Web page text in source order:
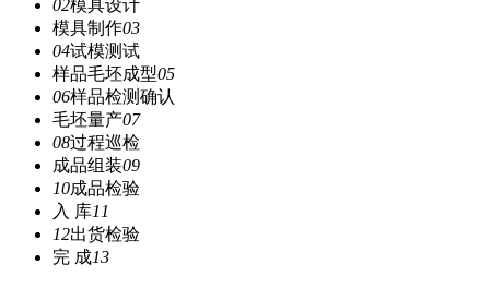
02模具设计
模具制作03
04试模测试
样品毛坯成型05
06样品检测确认
毛坯量产07
08过程巡检
成品组装09
10成品检验
入 库11
12出货检验
完 成13